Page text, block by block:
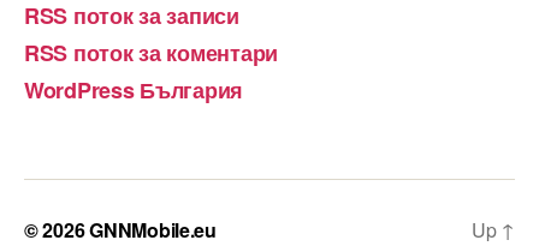
RSS поток за записи
RSS поток за коментари
WordPress България
© 2026GNNMobile.eu Up ↑